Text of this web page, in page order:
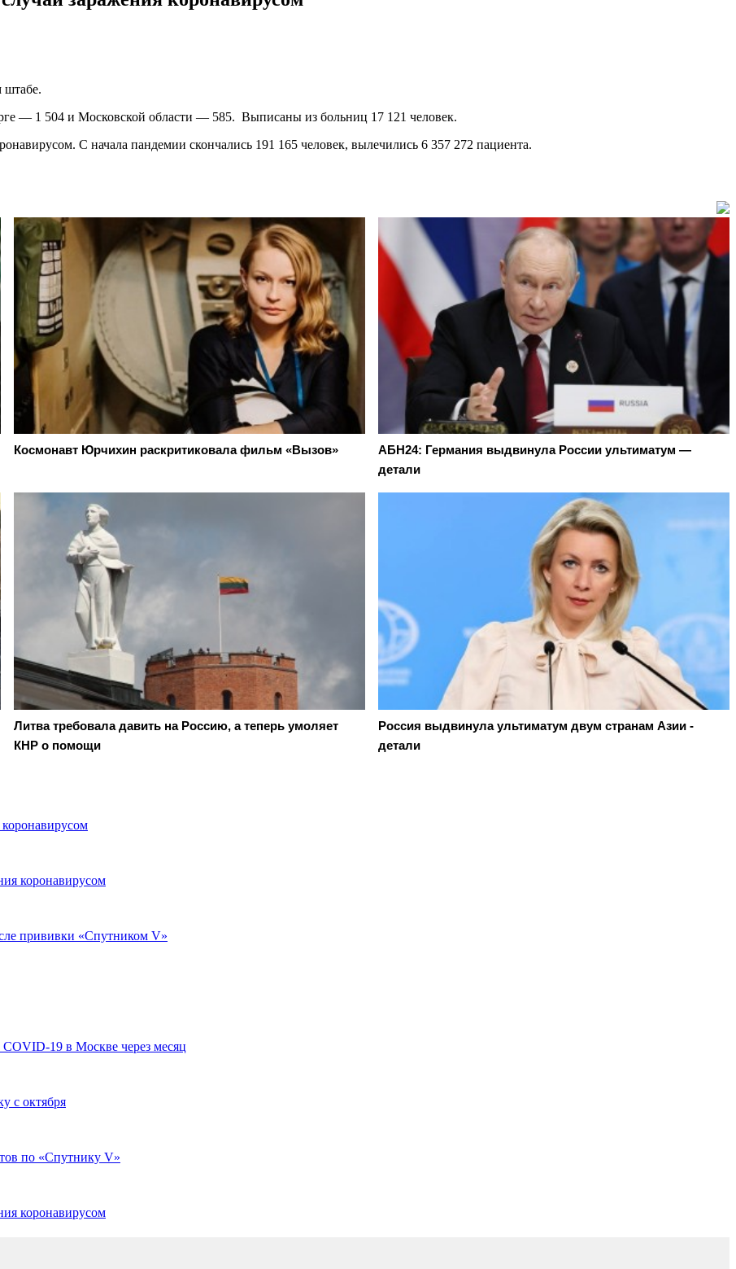
штабе.
— 1 504 и Московской области — 585. Выписаны из больниц 17 121 человек.
С начала пандемии скончались 191 165 человек, вылечились 6 357 272 пациента.
Космонавт Юрчихин раскритиковала фильм «Вызов»
АБН24: Германия выдвинула России ультиматум —
детали
Литва требовала давить на Россию, а теперь умоляет
КНР о помощи
Россия выдвинула ультиматум двум странам Азии -
детали
коронавирусом
прививки «Спутником V»
19 в Москве через месяц
с октября
по «Спутнику V»
коронавирусом